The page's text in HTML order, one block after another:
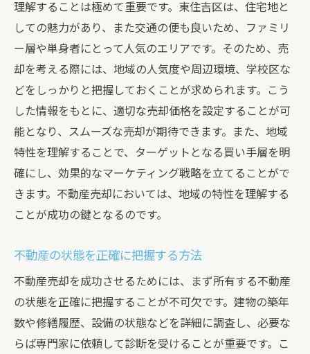
地域の人気エリアとその特徴
過去の売却事例から見る市場動向
市場動向を反映した価格設定の方法
市場の季節性と売却のタイミング
査定価格の比較と適正価格を見極める方法
複数の査定を依頼するメリット
査定価格の比較とその違いの理解
適正価格を見極めるための評価ポイント
市場価値を反映させる価格調整の方法
交渉の際の価格戦略
東住吉区で不動産売却をする際の最適なタイミ
ングとは
売却時期の選定に影響する要因
不動産市場の季節性を考慮したタイミング
理解することは極めて重要です。東住吉区は、住宅地と
しての魅力があり、また交通の便も良いため、ファミリ
ー層や単身者にとって人気のエリアです。そのため、売
却を考える際には、地域の人気度や周辺環境、学校区な
どをしっかりと把握しておくことが求められます。こう
した情報をもとに、適切な売却価格を設定することが可
能となり、スムーズな売却が期待できます。また、地域
特性を理解することで、ターゲットとなる買い手層を明
確にし、効果的なマーケティング戦略を立てることがで
きます。不動産売却においては、地域の特性を理解する
ことが成功の鍵となるのです。
不動産の状態を正確に把握する方法
不動産売却を成功させるためには、まず所有する不動産
の状態を正確に把握することが不可欠です。建物の築年
数や修繕履歴、設備の状態などを詳細に調査し、必要な
らば専門家に依頼して診断を受けることが重要です。こ